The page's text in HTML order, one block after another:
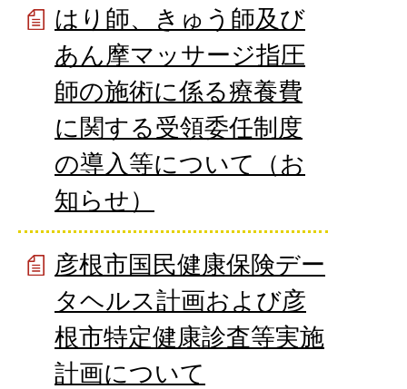
はり師、きゅう師及び
あん摩マッサージ指圧
師の施術に係る療養費
に関する受領委任制度
の導入等について（お
知らせ）
彦根市国民健康保険デー
タヘルス計画および彦
根市特定健康診査等実施
計画について